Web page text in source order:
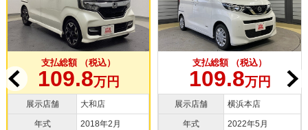
支払総額 （税込）
109.8万円
展示店舗 大和店
年式 2018年2月
支払総額 （税込）
109.8万円
展示店舗 横浜本店
年式 2022年5月